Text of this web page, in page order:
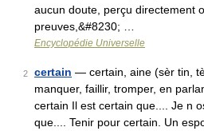
aucun doute, perçu directement
preuves,&#8230; …
Encyclopédie Universelle
2 certain — certain, aine (sèr tin,
manquer, faillir, tromper, en
certain Il est certain que.... Je n
que.... Tenir pour certain. Un